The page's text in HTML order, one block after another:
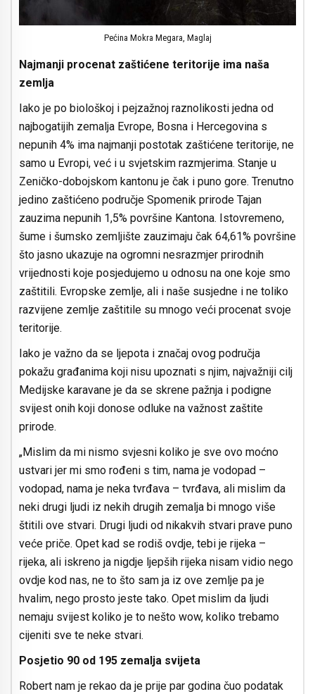
Pećina Mokra Megara, Maglaj
Najmanji procenat zaštićene teritorije ima naša
zemlja
Iako je po biološkoj i pejzažnoj raznolikosti jedna od
najbogatijih zemalja Evrope, Bosna i Hercegovina s
nepunih 4% ima najmanji postotak zaštićene teritorije, ne
samo u Evropi, već i u svjetskim razmjerima. Stanje u
Zeničko-dobojskom kantonu je čak i puno gore. Trenutno
jedino zaštićeno područje Spomenik prirode Tajan
zauzima nepunih 1,5% površine Kantona. Istovremeno,
šume i šumsko zemljište zauzimaju čak 64,61% površine
što jasno ukazuje na ogromni nesrazmjer prirodnih
vrijednosti koje posjedujemo u odnosu na one koje smo
zaštitili. Evropske zemlje, ali i naše susjedne i ne toliko
razvijene zemlje zaštitile su mnogo veći procenat svoje
teritorije.
Iako je važno da se ljepota i značaj ovog područja
pokažu građanima koji nisu upoznati s njim, najvažniji cilj
Medijske karavane je da se skrene pažnja i podigne
svijest onih koji donose odluke na važnost zaštite
prirode.
„Mislim da mi nismo svjesni koliko je sve ovo moćno
ustvari jer mi smo rođeni s tim, nama je vodopad –
vodopad, nama je neka tvrđava – tvrđava, ali mislim da
neki drugi ljudi iz nekih drugih zemalja bi mnogo više
štitili ove stvari. Drugi ljudi od nikakvih stvari prave puno
veće priče. Opet kad se rodiš ovdje, tebi je rijeka –
rijeka, ali iskreno ja nigdje ljepših rijeka nisam vidio nego
ovdje kod nas, ne to što sam ja iz ove zemlje pa je
hvalim, nego prosto jeste tako. Opet mislim da ljudi
nemaju svijest koliko je to nešto wow, koliko trebamo
cijeniti sve te neke stvari.
Posjetio 90 od 195 zemalja svijeta
Robert nam je rekao da je prije par godina čuo podatak